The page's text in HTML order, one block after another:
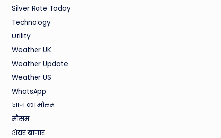
Silver Rate Today
Technology
Utility
Weather UK
Weather Update
Weather US
WhatsApp
आज का मौसम
मौसम
शेयर बाजार